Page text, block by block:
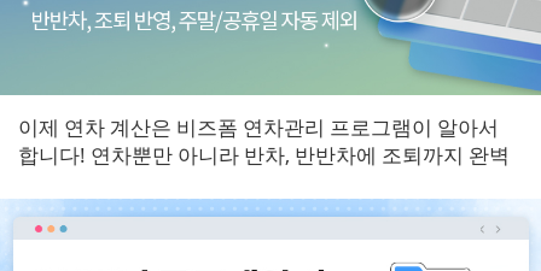
이제 연차 계산은 비즈폼 연차관리 프로그램이 알아서
합니다! 연차뿐만 아니라 반차, 반반차에 조퇴까지 완벽